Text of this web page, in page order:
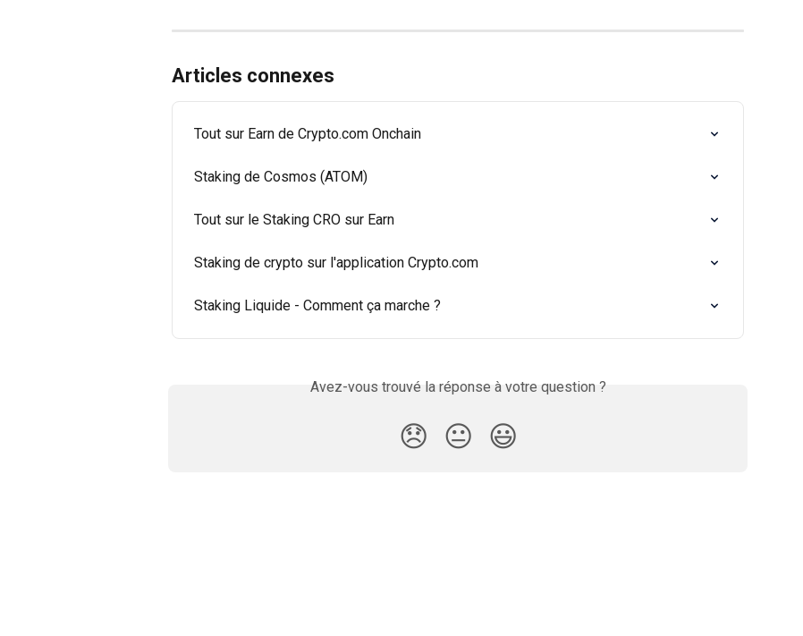
Articles connexes
Tout sur Earn de Crypto.com Onchain
Staking de Cosmos (ATOM)
Tout sur le Staking CRO sur Earn
Staking de crypto sur l'application Crypto.com
Staking Liquide - Comment ça marche ?
Avez-vous trouvé la réponse à votre question ?
😞 😐 😃